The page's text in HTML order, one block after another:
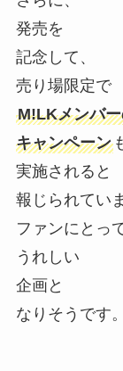
発売を
記念して、
売り場限定で
M!LKメンバ
キャンペーン
実施されると
報じられてい
ファンにとっ
うれしい
企画と
なりそうです。